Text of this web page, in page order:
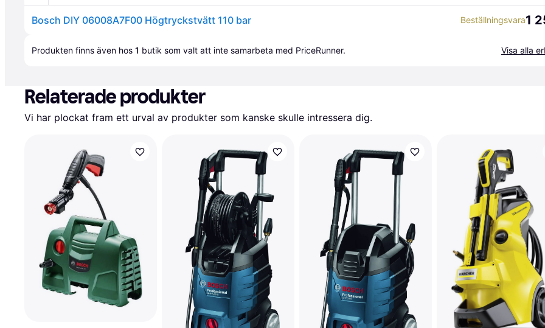
Bosch DIY 06008A7F00 Högtryckstvätt 110 bar Beställningsvara1
Produkten finns även hos 1 butik som valt att inte samarbeta med PriceRunner. Visa alla
Relaterade produkter
Vi har plockat fram ett urval av produkter som kanske skulle intressera dig.